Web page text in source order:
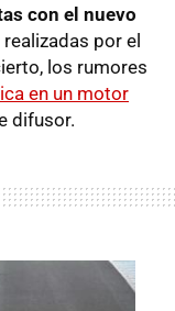
con el nuevo
por el
los rumores
en un motor
difusor.